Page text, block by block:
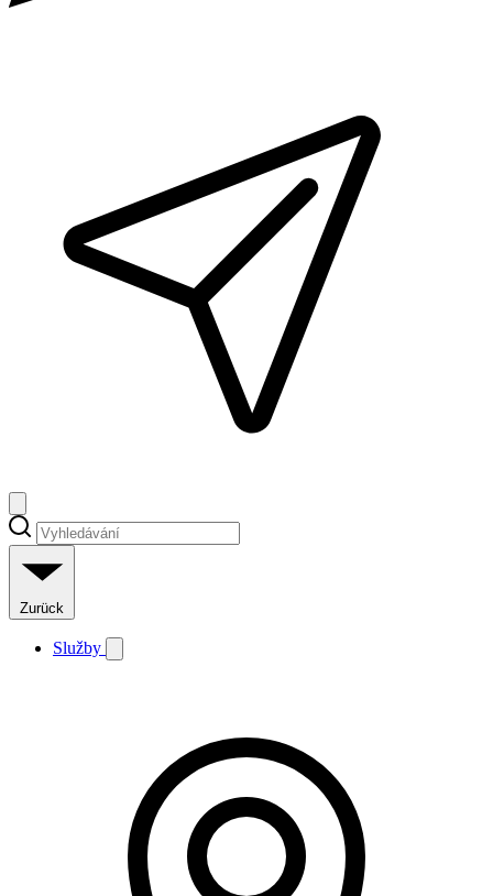
Zurück
Služby